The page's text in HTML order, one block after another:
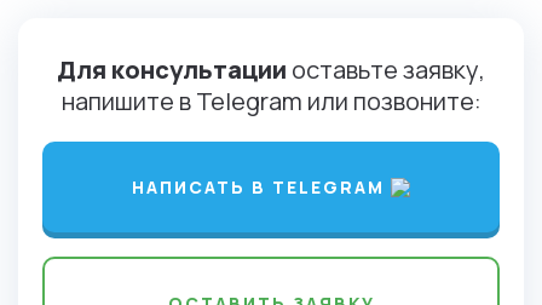
Для консультации оставьте заявку,
напишите в Telegram или позвоните:
НАПИСАТЬ В TELEGRAM